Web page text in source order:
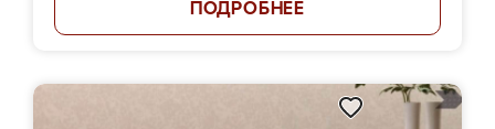
ПОДРОБНЕЕ